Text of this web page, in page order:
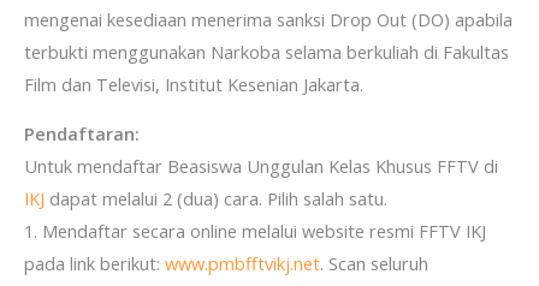
mengenai kesediaan menerima sanksi Drop Out (DO) apabila
terbukti menggunakan Narkoba selama berkuliah di Fakultas
Film dan Televisi, Institut Kesenian Jakarta.
Pendaftaran:
Untuk mendaftar Beasiswa Unggulan Kelas Khusus FFTV di
IKJ dapat melalui 2 (dua) cara. Pilih salah satu.
1. Mendaftar secara online melalui website resmi FFTV IKJ
pada link berikut: www.pmbfftvikj.net. Scan seluruh